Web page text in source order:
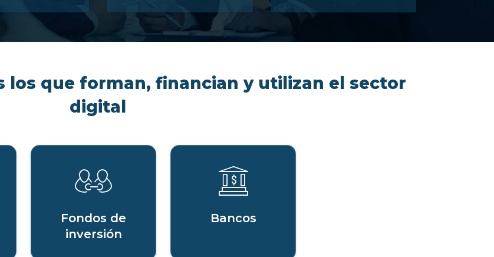
los que forman, financian y utilizan el sector
digital
Fondos de
inversión
Bancos